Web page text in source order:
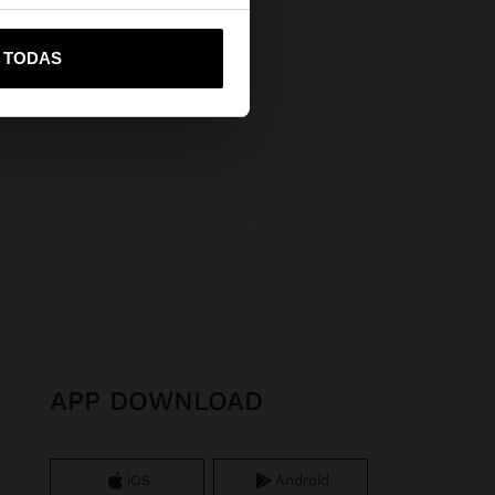
TODAS
a United States
APP DOWNLOAD
iOS Android